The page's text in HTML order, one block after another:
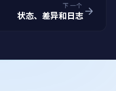
下一个
状态、差异和日志